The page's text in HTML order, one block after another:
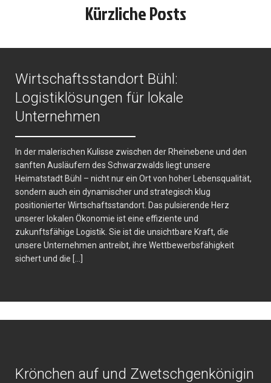
Kürzliche Posts
Wirtschaftsstandort Bühl:
Logistiklösungen für lokale
Unternehmen
In der malerischen Kulisse zwischen der Rheinebene und den
sanften Ausläufern des Schwarzwalds liegt unsere
Heimatstadt Bühl – nicht nur ein Ort von hoher Lebensqualität,
sondern auch ein dynamischer und strategisch klug
positionierter Wirtschaftsstandort. Das pulsierende Herz
unserer lokalen Ökonomie ist eine effiziente und
zukunftsfähige Logistik. Sie ist die unsichtbare Kraft, die
unsere Unternehmen antreibt, ihre Wettbewerbsfähigkeit
sichert und die […]
Krönchen auf und Zwetschgenkönigin